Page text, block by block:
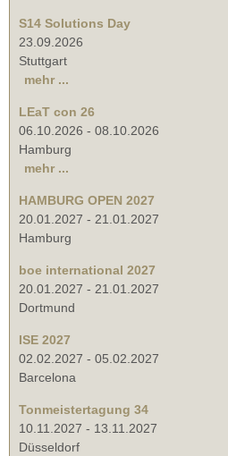
S14 Solutions Day
23.09.2026
Stuttgart
mehr ...
LEaT con 26
06.10.2026 - 08.10.2026
Hamburg
mehr ...
HAMBURG OPEN 2027
20.01.2027 - 21.01.2027
Hamburg
boe international 2027
20.01.2027 - 21.01.2027
Dortmund
ISE 2027
02.02.2027 - 05.02.2027
Barcelona
Tonmeistertagung 34
10.11.2027 - 13.11.2027
Düsseldorf